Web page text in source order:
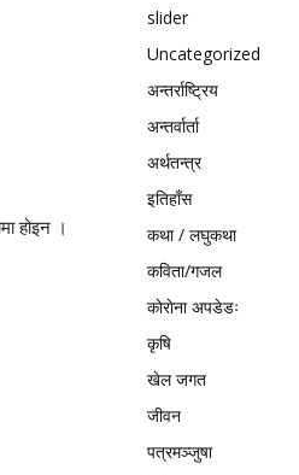
होइन ।
slider
Uncategorized
अन्तर्राष्ट्रिय
अन्तर्वार्ता
अर्थतन्त्र
इतिहाँस
कथा / लघुकथा
कविता/गजल
काेराेना अपडेडः
कृषि
खेल जगत
जीवन
पत्रमञ्जुषा